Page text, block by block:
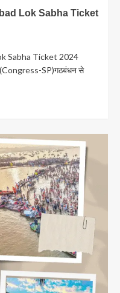
Lok Sabha Ticket
Sabha Ticket 2024
(Congress-SP)गठबंधन से